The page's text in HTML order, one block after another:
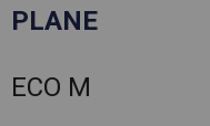
PLANE
ECO M